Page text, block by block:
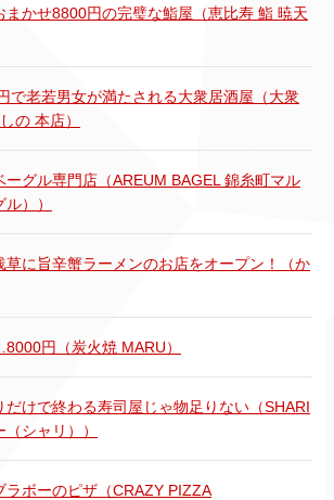
まかせ8800円の完璧な鮨屋（恵比寿 鮨 暁天
で老若男女が満たされる大衆居酒屋（大衆
の 本店）
ーグル専門店（AREUM BAGEL 錦糸町マル
））
草に旨辛蟹ラーメンのお店をオープン！（か
円（炭火焼 MARU）
だけで終わる寿司屋じゃ物足りない（SHARI
シャリ））
ラボーのピザ（CRAZY PIZZA